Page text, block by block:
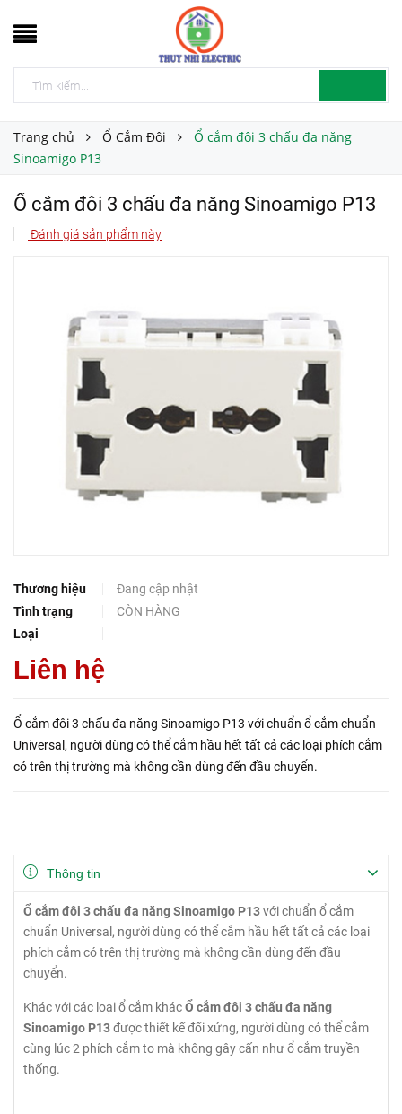
Trang chủ Ổ Cắm Đôi
Ổ cắm đôi 3 chấu đa năng
Sinoamigo P13
Ổ cắm đôi 3 chấu đa năng Sinoamigo P13
Đánh giá sản phẩm này
Thương hiệu
Đang cập nhật
Tình trạng
CÒN HÀNG
Loại
Liên hệ
Ổ cắm đôi 3 chấu đa năng Sinoamigo P13 với chuẩn ổ cắm chuẩn
Universal, người dùng có thể cắm hầu hết tất cả các loại phích cắm
có trên thị trường mà không cần dùng đến đầu chuyển.
Thông tin
Ổ cắm đôi 3 chấu đa năng Sinoamigo P13với chuẩn ổ cắm
chuẩn Universal, người dùng có thể cắm hầu hết tất cả các loại
phích cắm có trên thị trường mà không cần dùng đến đầu
chuyển.
Khác với các loại ổ cắm khácỔ cắm đôi 3 chấu đa năng
Sinoamigo P13được thiết kế đối xứng, người dùng có thể cắm
cùng lúc 2 phích cắm to mà không gây cấn như ổ cắm truyền
thống.